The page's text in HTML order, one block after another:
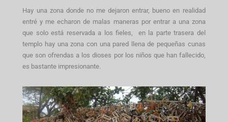
Hay una zona donde no me dejaron entrar, bueno en realidad
entré y me echaron de malas maneras por entrar a una zona
que solo está reservada a los fieles, en la parte trasera del
templo hay una zona con una pared llena de pequeñas cunas
que son ofrendas a los dioses por los niños que han fallecido,
es bastante impresionante.